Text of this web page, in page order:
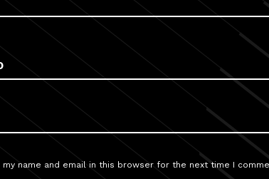
my name and email in this browser for the next time I